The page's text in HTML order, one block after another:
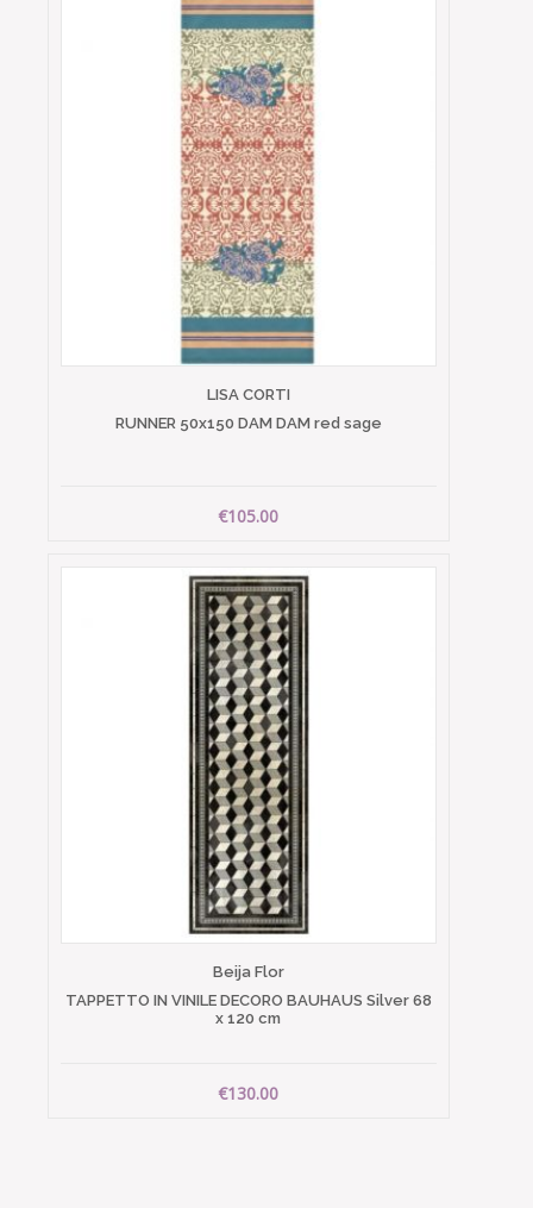
LISA CORTI
RUNNER 50x150 DAM DAM red sage
€105.00
Beija Flor
TAPPETTO IN VINILE DECORO BAUHAUS Silver 68
x 120 cm
€130.00